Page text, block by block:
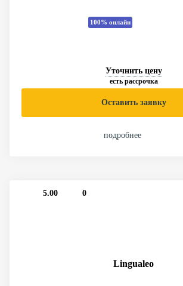
100% онлайн
Уточнить цену
есть рассрочка
Оставить заявку
подробнее
5.00 0
Lingualeo